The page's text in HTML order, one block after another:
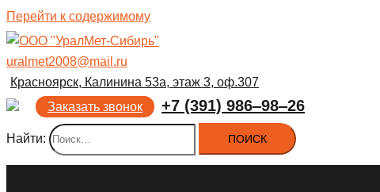
Перейти к содержимому
uralmet2008@mail.ru
Красноярск, Калинина 53а, этаж 3, оф.307
Заказать звонок
+7 (391) 986‒98‒26
Найти: